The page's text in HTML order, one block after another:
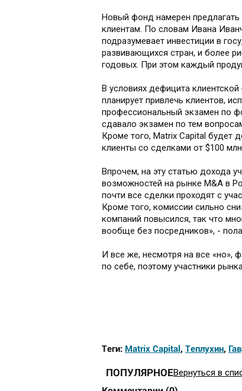
Новый фонд намерен предлагать
клиентам. По словам Ивана
подразумевает инвестиции в
развивающихся стран, и более
годовых. При этом каждый
В условиях дефицита
планирует привлечь клиентов,
профессиональный экзамен по
сдавало экзамен по тем
Кроме того, Matrix Capital будет
клиенты со сделками от $100
Впрочем, на эту статью дохода
возможностей на рынке M&A в
почти все сделки проходят с
Кроме того, комиссии сильно
компаний повысился, так что
вообще без посредников», -
И все же, несмотря на все «но»,
по себе, поэтому участники
Теги: Matrix Capital, Теплухин,
ПОПУЛЯРНОЕВернуться в